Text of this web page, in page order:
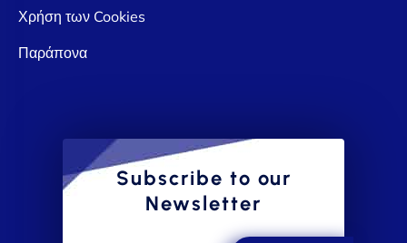
Χρήση των Cookies
Παράπονα
Subscribe to our
Newsletter